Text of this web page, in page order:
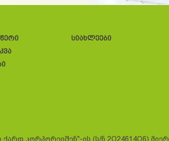
სიახლეები
კორპორეიშენ"-ის (ს/ნ 2O24614O6) მიერ